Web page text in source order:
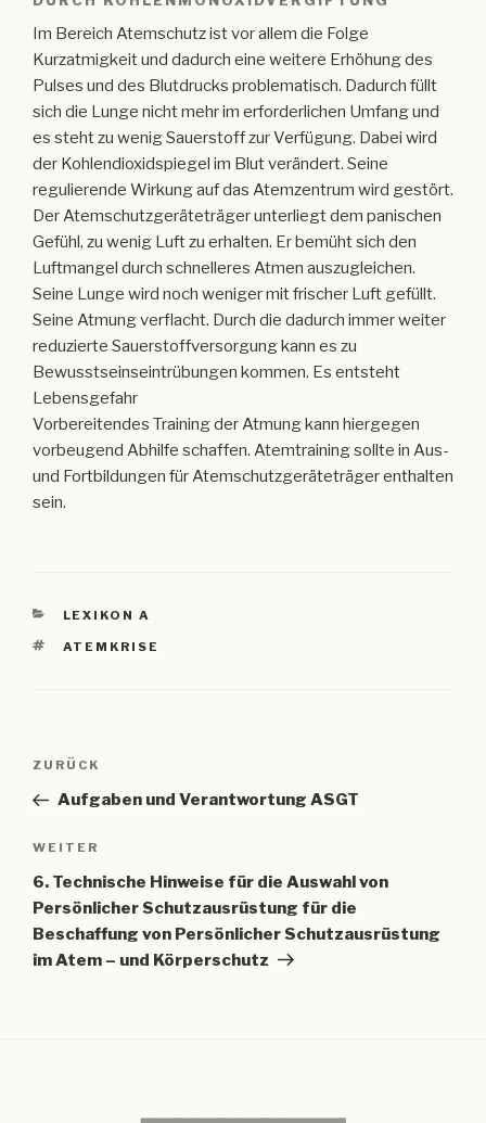
Im Bereich Atemschutz ist vor allem die Folge
Kurzatmigkeit und dadurch eine weitere Erhöhung des
Pulses und des Blutdrucks problematisch. Dadurch füllt
sich die Lunge nicht mehr im erforderlichen Umfang und
es steht zu wenig Sauerstoff zur Verfügung. Dabei wird
der Kohlendioxidspiegel im Blut verändert. Seine
regulierende Wirkung auf das Atemzentrum wird gestört.
Der Atemschutzgeräteträger unterliegt dem panischen
Gefühl, zu wenig Luft zu erhalten. Er bemüht sich den
Luftmangel durch schnelleres Atmen auszugleichen.
Seine Lunge wird noch weniger mit frischer Luft gefüllt.
Seine Atmung verflacht. Durch die dadurch immer weiter
reduzierte Sauerstoffversorgung kann es zu
Bewusstseinseintrübungen kommen. Es entsteht
Lebensgefahr
Vorbereitendes Training der Atmung kann hiergegen
vorbeugend Abhilfe schaffen. Atemtraining sollte in Aus-
und Fortbildungen für Atemschutzgeräteträger enthalten
sein.
KATEGORIEN
LEXIKON A
SCHLAGWÖRTER
ATEMKRISE
Beitragsnavigation
Vorheriger
Beitrag
ZURÜCK
Aufgaben und Verantwortung ASGT
Nächster
Beitrag
WEITER
6. Technische Hinweise für die Auswahl von
Persönlicher Schutzausrüstung für die
Beschaffung von Persönlicher Schutzausrüstung
im Atem – und Körperschutz